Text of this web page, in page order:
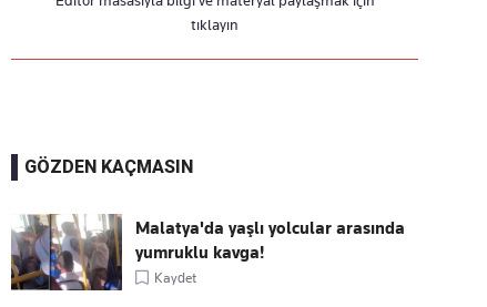
tıklayın
GÖZDEN KAÇMASIN
Malatya'da yaşlı yolcular arasında
yumruklu kavga!
Kaydet